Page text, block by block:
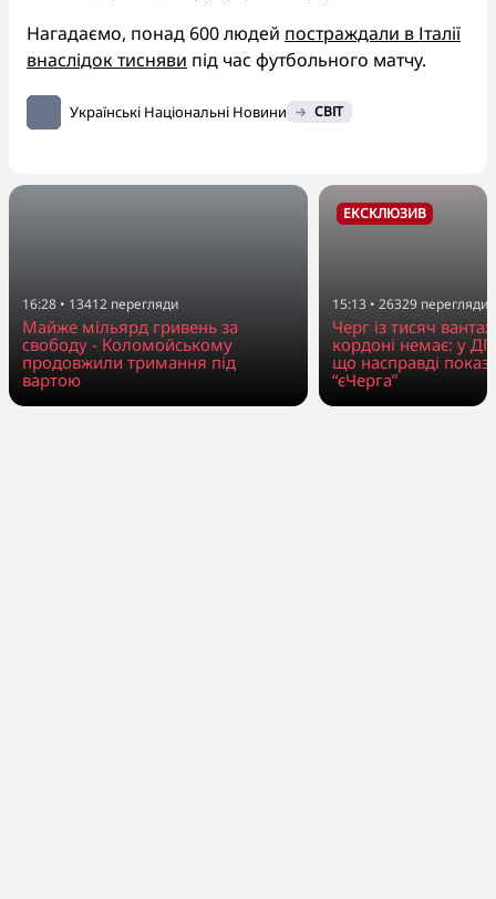
Нагадаємо, понад 600 людей постраждали в Італії
внаслідок тисняви під час футбольного матчу.
Українські Національні Новини СВІТ
16:28 • 13412 перегляди
Майже мільярд гривень за
свободу - Коломойському
продовжили тримання під
вартою
ЕКСКЛЮЗИВ
15:13 • 26329 перегляди
Черг із тисяч
кордоні немає: у
що насправді
“єЧерга”